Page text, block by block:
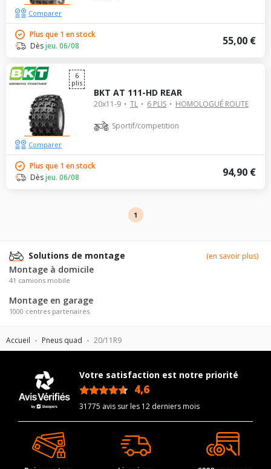
Accueil Pneus quad 20/11R9
55,00 €
Plus que 1 en stock
Dèsjeu. 06/08
Comparer
6
plis
BKT AT 111-HD REAR
20x11-9 TL 6 PLIS HOMOLOGUÉ ROUTE
Sportif/competition
94,90 €
Plus que 1 en stock
Dèsjeu. 06/08
Comparer
1
Solutions de montage (en savoir plus)
Montage à domicile
41 camions mobile
Montage en garage
1000 centres partenaires
Votre satisfaction est notre priorité
4,6
31775 avis sur les 12 derniers mois